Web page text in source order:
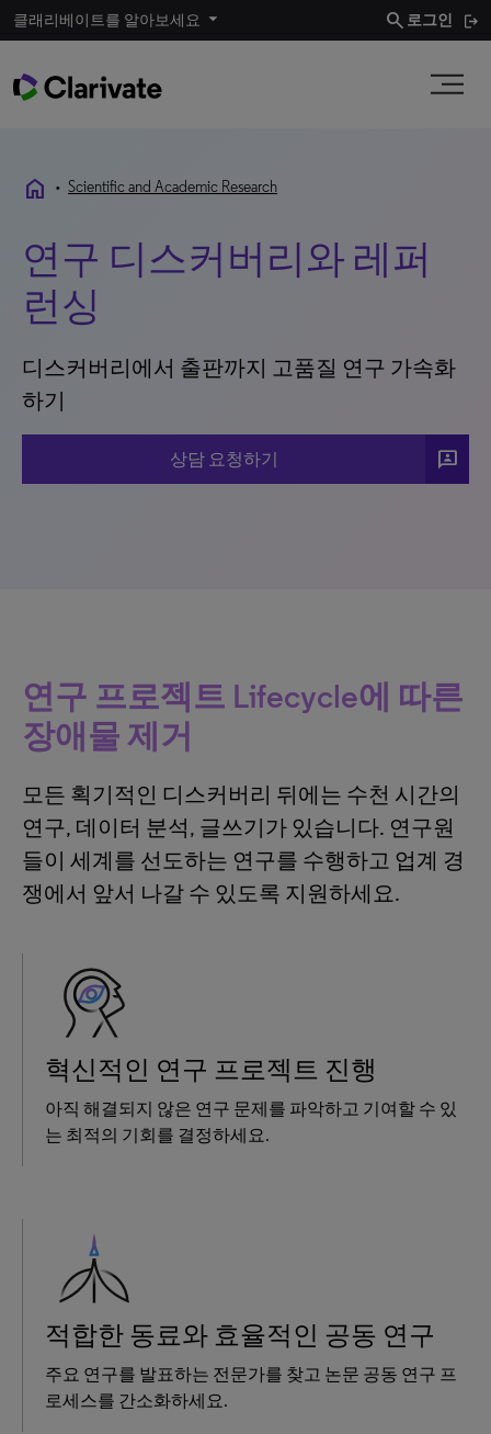
클래리베이트를 알아보세요 search 로그인
home • Scientific and Academic Research
연구 디스커버리와 레퍼
런싱
디스커버리에서 출판까지 고품질 연구 가속화
하기
상담 요청하기 3p
연구 프로젝트 Lifecycle에 따른
장애물 제거
모든 획기적인 디스커버리 뒤에는 수천 시간의
연구, 데이터 분석, 글쓰기가 있습니다. 연구원
들이 세계를 선도하는 연구를 수행하고 업계 경
쟁에서 앞서 나갈 수 있도록 지원하세요.
혁신적인 연구 프로젝트 진행
아직 해결되지 않은 연구 문제를 파악하고 기여할 수 있
는 최적의 기회를 결정하세요.
적합한 동료와 효율적인 공동 연구
주요 연구를 발표하는 전문가를 찾고 논문 공동 연구 프
로세스를 간소화하세요.